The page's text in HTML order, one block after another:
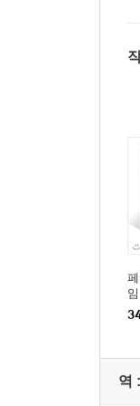
임
역 :